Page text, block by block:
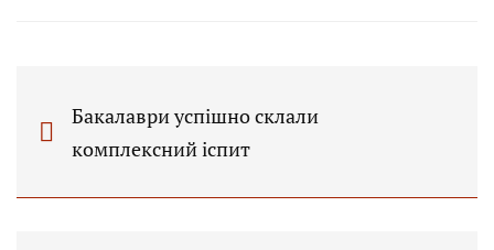
Бакалаври успішно склали
комплексний іспит